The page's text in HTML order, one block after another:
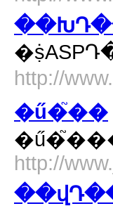
http://
�ű�֮��
http://